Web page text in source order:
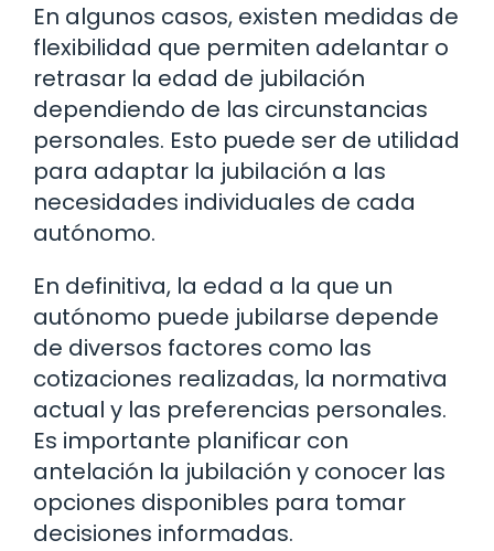
En algunos casos, existen medidas de
flexibilidad que permiten adelantar o
retrasar la edad de jubilación
dependiendo de las circunstancias
personales. Esto puede ser de utilidad
para adaptar la jubilación a las
necesidades individuales de cada
autónomo.
En definitiva, la edad a la que un
autónomo puede jubilarse depende
de diversos factores como las
cotizaciones realizadas, la normativa
actual y las preferencias personales.
Es importante planificar con
antelación la jubilación y conocer las
opciones disponibles para tomar
decisiones informadas.